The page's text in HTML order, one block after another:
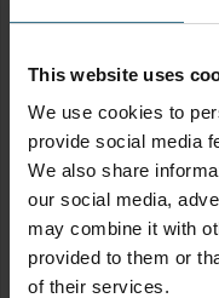
This website uses
We use cookies to
provide social media
We also share
our social media,
may combine it with
provided to them or
of their services.